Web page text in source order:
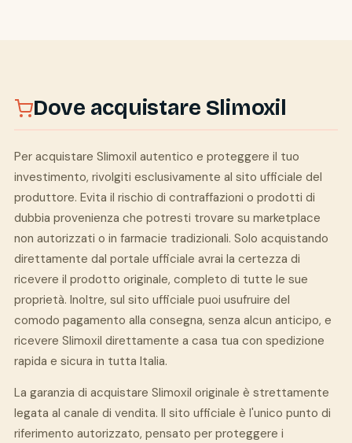
Dove acquistare Slimoxil
Per acquistare Slimoxil autentico e proteggere il tuo
investimento, rivolgiti esclusivamente al sito ufficiale del
produttore. Evita il rischio di contraffazioni o prodotti di
dubbia provenienza che potresti trovare su marketplace
non autorizzati o in farmacie tradizionali. Solo acquistando
direttamente dal portale ufficiale avrai la certezza di
ricevere il prodotto originale, completo di tutte le sue
proprietà. Inoltre, sul sito ufficiale puoi usufruire del
comodo pagamento alla consegna, senza alcun anticipo, e
ricevere Slimoxil direttamente a casa tua con spedizione
rapida e sicura in tutta Italia.
La garanzia di acquistare Slimoxil originale è strettamente
legata al canale di vendita. Il sito ufficiale è l'unico punto di
riferimento autorizzato, pensato per proteggere i